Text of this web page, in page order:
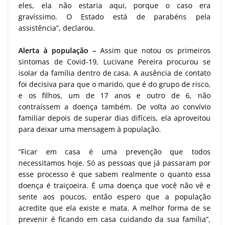
eles, ela não estaria aqui, porque o caso era
gravíssimo. O Estado está de parabéns pela
assistência”, declarou.
Alerta à população – Assim que notou os primeiros
sintomas de Covid-19, Lucivane Pereira procurou se
isolar da família dentro de casa. A ausência de contato
foi decisiva para que o marido, que é do grupo de risco,
e os filhos, um de 17 anos e outro de 6, não
contraíssem a doença também. De volta ao convívio
familiar depois de superar dias difíceis, ela aproveitou
para deixar uma mensagem à população.
“Ficar em casa é uma prevenção que todos
necessitamos hoje. Só as pessoas que já passaram por
esse processo é que sabem realmente o quanto essa
doença é traiçoeira. É uma doença que você não vê e
sente aos poucos, então espero que a população
acredite que ela existe e mata. A melhor forma de se
prevenir é ficando em casa cuidando da sua família”,